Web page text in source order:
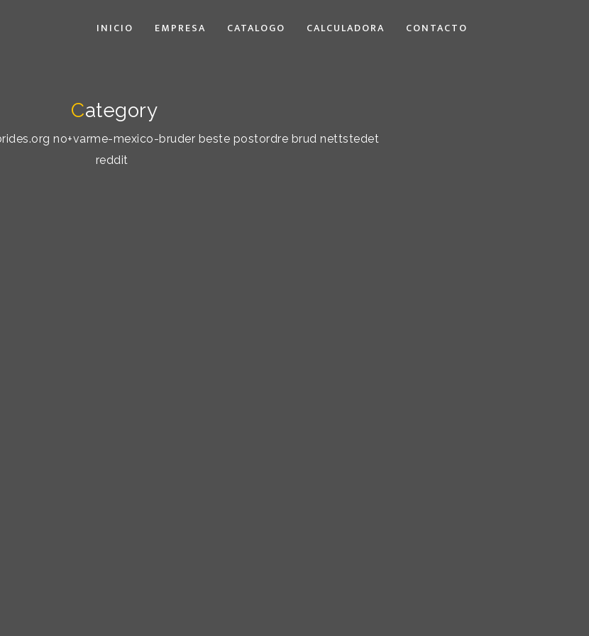
INICIO EMPRESA CATALOGO CALCULADORA CONTACTO
Category
no+varme-mexico-bruder beste postordre brud nettstedet
reddit